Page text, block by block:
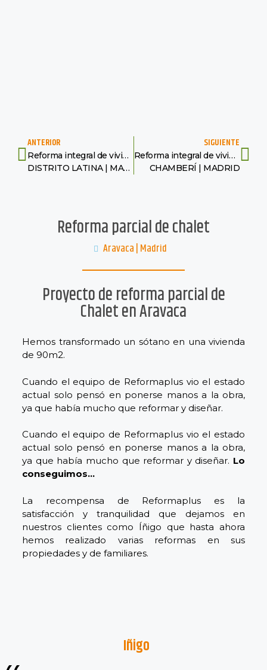
ANTERIOR
Reforma integral de vivienda
DISTRITO LATINA | MADRID
SIGUIENTE
Reforma integral de vivienda
CHAMBERÍ | MADRID
Reforma parcial de chalet
Aravaca | Madrid
Proyecto de reforma parcial de
Chalet en Aravaca
Hemos transformado un sótano en una vivienda
de 90m2.
Cuando el equipo de Reformaplus vio el estado
actual solo pensó en ponerse manos a la obra,
ya que había mucho que reformar y diseñar.
Cuando el equipo de Reformaplus vio el estado
actual solo pensó en ponerse manos a la obra,
ya que había mucho que reformar y diseñar. Lo
conseguimos…
La recompensa de Reformaplus es la
satisfacción y tranquilidad que dejamos en
nuestros clientes como Íñigo que hasta ahora
hemos realizado varias reformas en sus
propiedades y de familiares.
Iñigo